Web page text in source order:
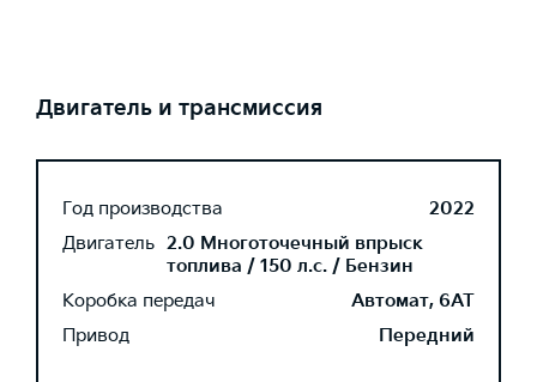
Двигатель и трансмиссия
Год производства
2022
Двигатель 2.0 Многоточечный впрыск
топлива / 150 л.с. / Бензин
Коробка передач
Автомат, 6AT
Привод
Передний